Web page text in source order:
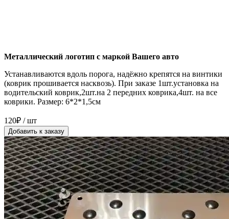
Металлический логотип с маркой Вашего авто
Устанавливаются вдоль порога, надёжно крепятся на винтики
(коврик прошивается насквозь). При заказе 1шт.установка на
водительский коврик,2шт.на 2 передних коврика,4шт. на все
коврики. Размер: 6*2*1,5см
120₽ / шт
Добавить к заказу